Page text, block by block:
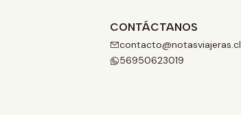
CONTÁCTANOS
contacto@notasviajeras.cl
56950623019